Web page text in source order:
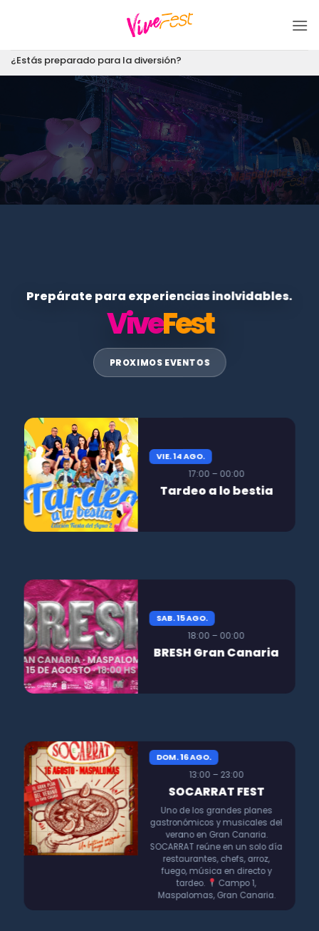
¿Estás preparado para la diversión?
Prepárate para experiencias inolvidables.
ViveFest
PROXIMOS EVENTOS
VIE. 14 AGO.
17:00 – 00:00
Tardeo a lo bestia
SAB. 15 AGO.
18:00 – 00:00
BRESH Gran Canaria
DOM. 16 AGO.
13:00 – 23:00
SOCARRAT FEST
Uno de los grandes planes
gastronómicos y musicales del
verano en Gran Canaria.
SOCARRAT reúne en un solo día
restaurantes, chefs, arroz,
fuego, música en directo y
tardeo.
Campo 1,
Maspalomas, Gran Canaria.